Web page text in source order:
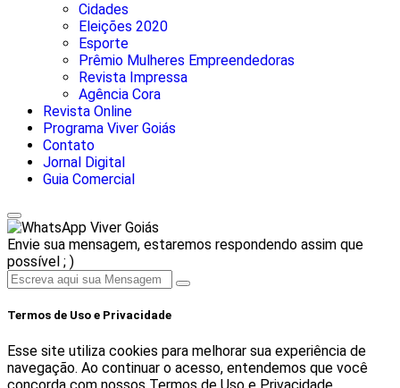
Cidades
Eleições 2020
Esporte
Prêmio Mulheres Empreendedoras
Revista Impressa
Agência Cora
Revista Online
Programa Viver Goiás
Contato
Jornal Digital
Guia Comercial
Viver Goiás
Envie sua mensagem, estaremos respondendo assim que
possível ; )
Termos de Uso e Privacidade
Esse site utiliza cookies para melhorar sua experiência de
navegação. Ao continuar o acesso, entendemos que você
concorda com nossos Termos de Uso e Privacidade.